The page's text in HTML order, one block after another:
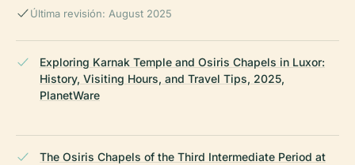
Última revisión: August 2025
Exploring Karnak Temple and Osiris Chapels in Luxor:
History, Visiting Hours, and Travel Tips, 2025,
PlanetWare
The Osiris Chapels of the Third Intermediate Period at